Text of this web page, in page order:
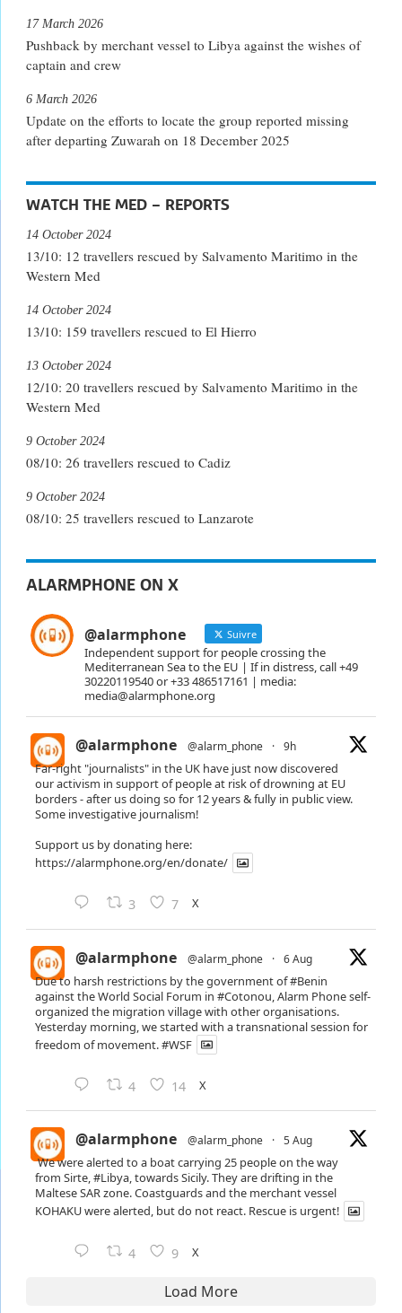
Pushback by merchant vessel to Libya against the wishes of
captain and crew
17 March 2026
Update on the efforts to locate the group reported missing
after departing Zuwarah on 18 December 2025
6 March 2026
WATCH THE MED – REPORTS
13/10: 12 travellers rescued by Salvamento Maritimo in the
Western Med
14 October 2024
13/10: 159 travellers rescued to El Hierro
14 October 2024
12/10: 20 travellers rescued by Salvamento Maritimo in the
Western Med
13 October 2024
08/10: 26 travellers rescued to Cadiz
9 October 2024
08/10: 25 travellers rescued to Lanzarote
9 October 2024
ALARMPHONE ON X
@alarmphone Suivre
Independent support for people crossing the
Mediterranean Sea to the EU | If in distress, call +49
30220119540 or +33 486517161 | media:
media@alarmphone.org
@alarmphone @alarm_phone · 9h
Far-right "journalists" in the UK have just now discovered
our activism in support of people at risk of drowning at EU
borders - after us doing so for 12 years & fully in public view.
Some investigative journalism!
Support us by donating here:
https://alarmphone.org/en/donate/
3 7 X
@alarmphone @alarm_phone · 6 Aug
Due to harsh restrictions by the government of#Benin
against the World Social Forum in #Cotonou , Alarm Phone self-
organized the migration village with other organisations.
Yesterday morning, we started with a transnational session for
freedom of movement.#WSF
4 14 X
@alarmphone @alarm_phone · 5 Aug
We were alerted to a boat carrying 25 people on the way
from Sirte,#Libya, towards Sicily. They are drifting in the
Maltese SAR zone. Coastguards and the merchant vessel
KOHAKU were alerted, but do not react. Rescue is urgent!
4 9 X
Load More